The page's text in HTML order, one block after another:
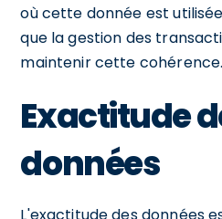
où cette donnée est
que la gestion des
maintenir cette cohérence.
Exactitude
données
L'exactitude des données